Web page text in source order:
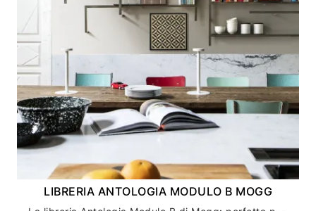
LIBRERIA ANTOLOGIA MODULO B MOGG